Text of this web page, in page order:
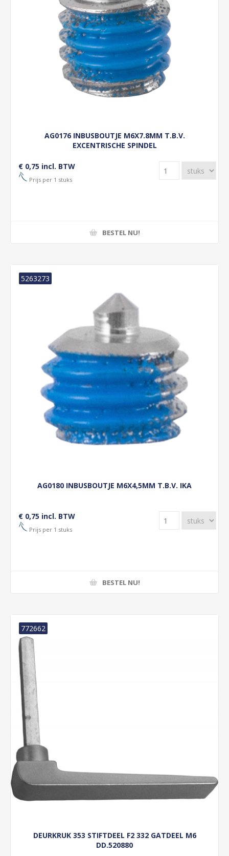
AG0176 INBUSBOUTJE M6X7.8MM T.B.V.
EXCENTRISCHE SPINDEL
€ 0,75 incl. BTW
Prijs per 1 stuks
BESTEL NU!
AG0180 INBUSBOUTJE M6X4,5MM T.B.V. IKA
5263273
€ 0,75 incl. BTW
Prijs per 1 stuks
BESTEL NU!
DEURKRUK 353 STIFTDEEL F2 332 GATDEEL M6
DD.520880
772662